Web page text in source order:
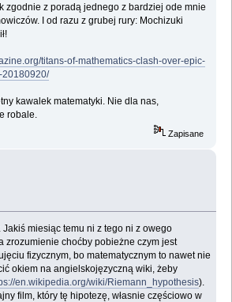
zgodnie z poradą jednego z bardziej ode mnie
I od razu z grubej rury: Mochizuki
titans-of-mathematics-clash-over-epic-
20180920/
kawalek matematyki. Nie dla nas,
robale.
Zapisane
Jakiś miesiąc temu ni z tego ni z owego
zrozumienie choćby pobieżne czym jest
fizycznym, bo matematycznym to nawet nie
okiem na angielskojęzyczną wiki, żeby
en.wikipedia.org/wiki/Riemann_hypothesis).
film, który tę hipotezę, własnie częściowo w